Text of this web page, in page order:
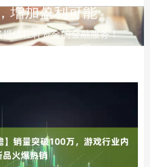
增加盈利可能
供杠杆资金的金融服务！